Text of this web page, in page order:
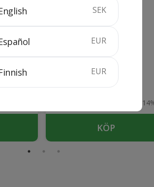
Arienzo de Riscal
Crianza
KÖP
SEK
EUR
EUR